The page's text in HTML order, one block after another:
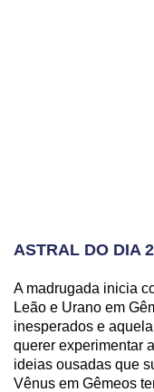
ASTRAL DO DIA
A madrugada inicia
Leão e Urano em
inesperados e
querer experimentar
ideias ousadas que
Vênus em Gêmeos